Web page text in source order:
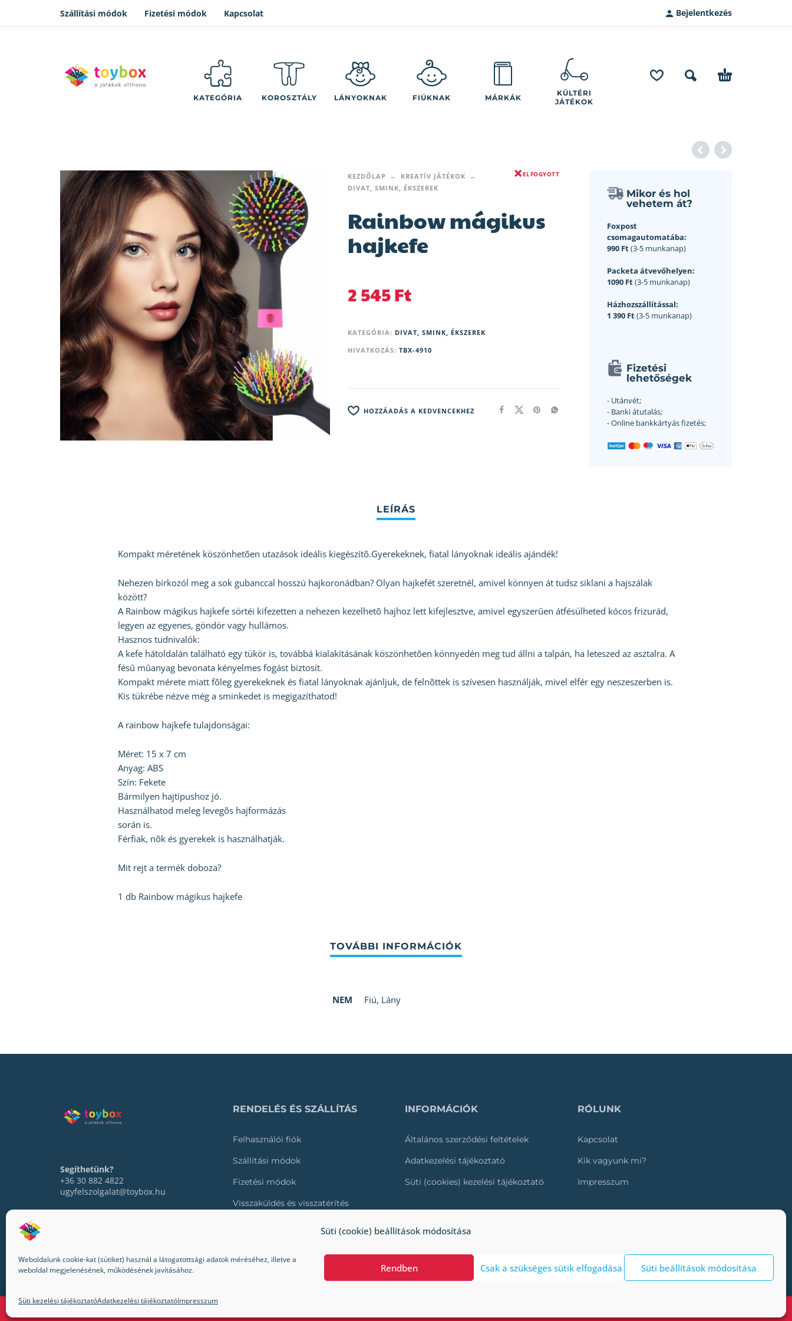
Süti (cookie) beállítások módosítása
Weboldalunk cookie-kat (sütiket) használ a látogatottsági adatok méréséhez, illetve a
weboldal megjelenésének, működésének javításához.
Rendben Csak a szükséges sütik elfogadása Süti beállítások módosítása
Süti kezelési tájékoztatóAdatkezelési tájékoztatóImpresszum
Szállítási módok Fizetési módok Kapcsolat Bejelentkezés
KATEGÓRIA KOROSZTÁLY LÁNYOKNAK FIÚKNAK MÁRKÁK
KÜLTÉRI
JÁTÉKOK
KEZDŐLAP
KREATÍV JÁTÉKOK
DIVAT, SMINK, ÉKSZEREK
ELFOGYOTT
Rainbow mágikus
hajkefe
2 545Ft
KATEGÓRIA: DIVAT, SMINK, ÉKSZEREK
HIVATKOZÁS: TBX-4910
HOZZÁADÁS A KEDVENCEKHEZ
Mikor és hol
vehetem át?
Foxpost
csomagautomatába:
990 Ft(3-5 munkanap)
Packeta átvevőhelyen:
1090 Ft(3-5 munkanap)
Házhozszállítással:
1 390 Ft(3-5 munkanap)
Fizetési
lehetőségek
- Utánvét;
- Banki átutalás;
- Online bankkártyás fizetés;
Kompakt méretének köszönhetõen utazások ideális kiegészítõ.Gyerekeknek, fiatal lányoknak ideális ajándék!
Nehezen bírkozól meg a sok gubanccal hosszú hajkoronádban? Olyan hajkefét szeretnél, amivel könnyen át tudsz siklani a hajszálak
között?
A Rainbow mágikus hajkefe sörtéi kifezetten a nehezen kezelhetõ hajhoz lett kifejlesztve, amivel egyszerûen átfésülheted kócos frizurád,
legyen az egyenes, göndör vagy hullámos.
Hasznos tudnivalók:
A kefe hátoldalán található egy tükör is, továbbá kialakításának köszönhetõen könnyedén meg tud állni a talpán, ha leteszed az asztalra. A
fésû mûanyag bevonata kényelmes fogást biztosít.
Kompakt mérete miatt fõleg gyerekeknek és fiatal lányoknak ajánljuk, de felnõttek is szívesen használják, mivel elfér egy neszeszerben is.
Kis tükrébe nézve még a sminkedet is megigazíthatod!
A rainbow hajkefe tulajdonságai:
Méret: 15 x 7 cm
Anyag: ABS
Szín: Fekete
Bármilyen hajtípushoz jó.
Használhatod meleg levegõs hajformázás
során is.
Férfiak, nõk és gyerekek is használhatják.
Mit rejt a termék doboza?
1 db Rainbow mágikus hajkefe
NEM Fiú, Lány
Segíthetünk?
+36 30 882 4822
ugyfelszolgalat@toybox.hu
RENDELÉS ÉS SZÁLLÍTÁS
Felhasználói fiók
Szállítási módok
Fizetési módok
Visszaküldés és visszatérítés
INFORMÁCIÓK
Általános szerződési feltételek
Adatkezelési tájékoztató
Süti (cookies) kezelési tájékoztató
RÓLUNK
Kapcsolat
Kik vagyunk mi?
Impresszum